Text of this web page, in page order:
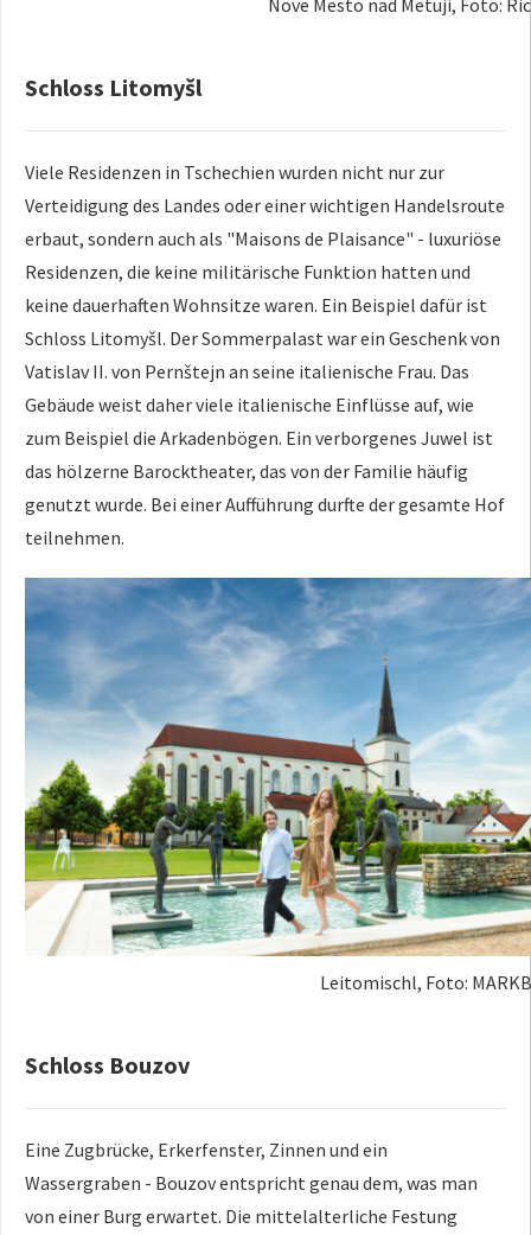
Schloss Litomyšl
Viele Residenzen in Tschechien wurden nicht nur zur
Verteidigung des Landes oder einer wichtigen Handelsroute
erbaut, sondern auch als "Maisons de Plaisance" - luxuriöse
Residenzen, die keine militärische Funktion hatten und
keine dauerhaften Wohnsitze waren. Ein Beispiel dafür ist
Schloss Litomyšl. Der Sommerpalast war ein Geschenk von
Vatislav II. von Pernštejn an seine italienische Frau. Das
Gebäude weist daher viele italienische Einflüsse auf, wie
zum Beispiel die Arkadenbögen. Ein verborgenes Juwel ist
das hölzerne Barocktheater, das von der Familie häufig
genutzt wurde. Bei einer Aufführung durfte der gesamte Hof
teilnehmen.
Leitomischl, Foto:
Schloss Bouzov
Eine Zugbrücke, Erkerfenster, Zinnen und ein
Wassergraben - Bouzov entspricht genau dem, was man
von einer Burg erwartet. Die mittelalterliche Festung